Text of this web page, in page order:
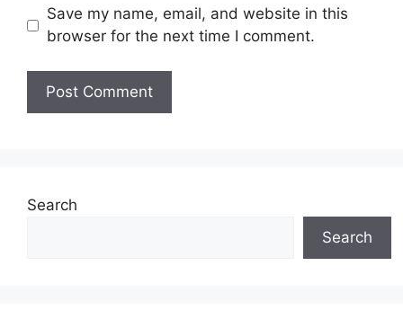
Save my name, email, and website in this
browser for the next time I comment.
Search
Search